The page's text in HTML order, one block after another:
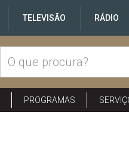
TELEVISÃO RÁDIO
PROGRAMAS